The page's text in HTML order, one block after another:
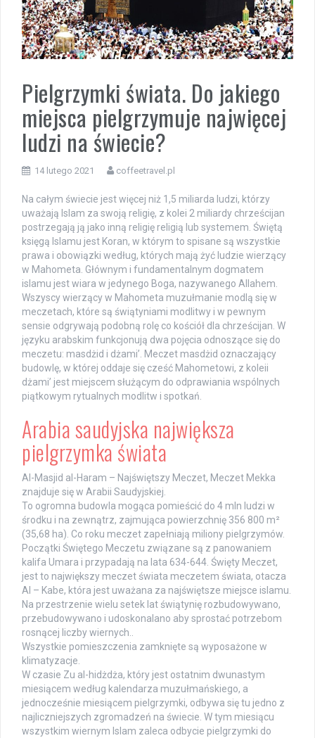
Pielgrzymki świata. Do jakiego
miejsca pielgrzymuje najwięcej
ludzi na świecie?
14 lutego 2021 coffeetravel.pl
Na całym świecie jest więcej niż 1,5 miliarda ludzi, którzy
uważają Islam za swoją religię, z kolei 2 miliardy chrześcijan
postrzegają ją jako inną religię religią lub systemem. Świętą
księgą Islamu jest Koran, w którym to spisane są wszystkie
prawa i obowiązki według, których mają żyć ludzie wierzący
w Mahometa. Głównym i fundamentalnym dogmatem
islamu jest wiara w jedynego Boga, nazywanego Allahem.
Wszyscy wierzący w Mahometa muzułmanie modlą się w
meczetach, które są świątyniami modlitwy i w pewnym
sensie odgrywają podobną rolę co kościół dla chrześcijan. W
języku arabskim funkcjonują dwa pojęcia odnoszące się do
meczetu: masdżid i dżami’. Meczet masdżid oznaczający
budowlę, w której oddaje się cześć Mahometowi, z koleii
dżami’ jest miejscem służącym do odprawiania wspólnych
piątkowym rytualnych modlitw i spotkań.
Arabia saudyjska największa
pielgrzymka świata
Al-Masjid al-Haram – Najświętszy Meczet, Meczet Mekka
znajduje się w Arabii Saudyjskiej.
To ogromna budowla mogąca pomieścić do 4 mln ludzi w
środku i na zewnątrz, zajmująca powierzchnię 356 800 m²
(35,68 ha). Co roku meczet zapełniają miliony pielgrzymów.
Początki Świętego Meczetu związane są z panowaniem
kalifa Umara i przypadają na lata 634-644. Święty Meczet,
jest to największy meczet świata meczetem świata, otacza
Al – Kabe, która jest uważana za najświętsze miejsce islamu.
Na przestrzenie wielu setek lat świątynię rozbudowywano,
przebudowywano i udoskonalano aby sprostać potrzebom
rosnącej liczby wiernych..
Wszystkie pomieszczenia zamknięte są wyposażone w
klimatyzacje.
W czasie Zu al-hidżdża, który jest ostatnim dwunastym
miesiącem według kalendarza muzułmańskiego, a
jednocześnie miesiącem pielgrzymki, odbywa się tu jedno z
najliczniejszych zgromadzeń na świecie. W tym miesiącu
wszystkim wiernym Islam zaleca odbycie pielgrzymki do